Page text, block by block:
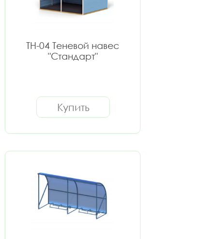
ТН-04 Теневой навес
"Стандарт"
Купить